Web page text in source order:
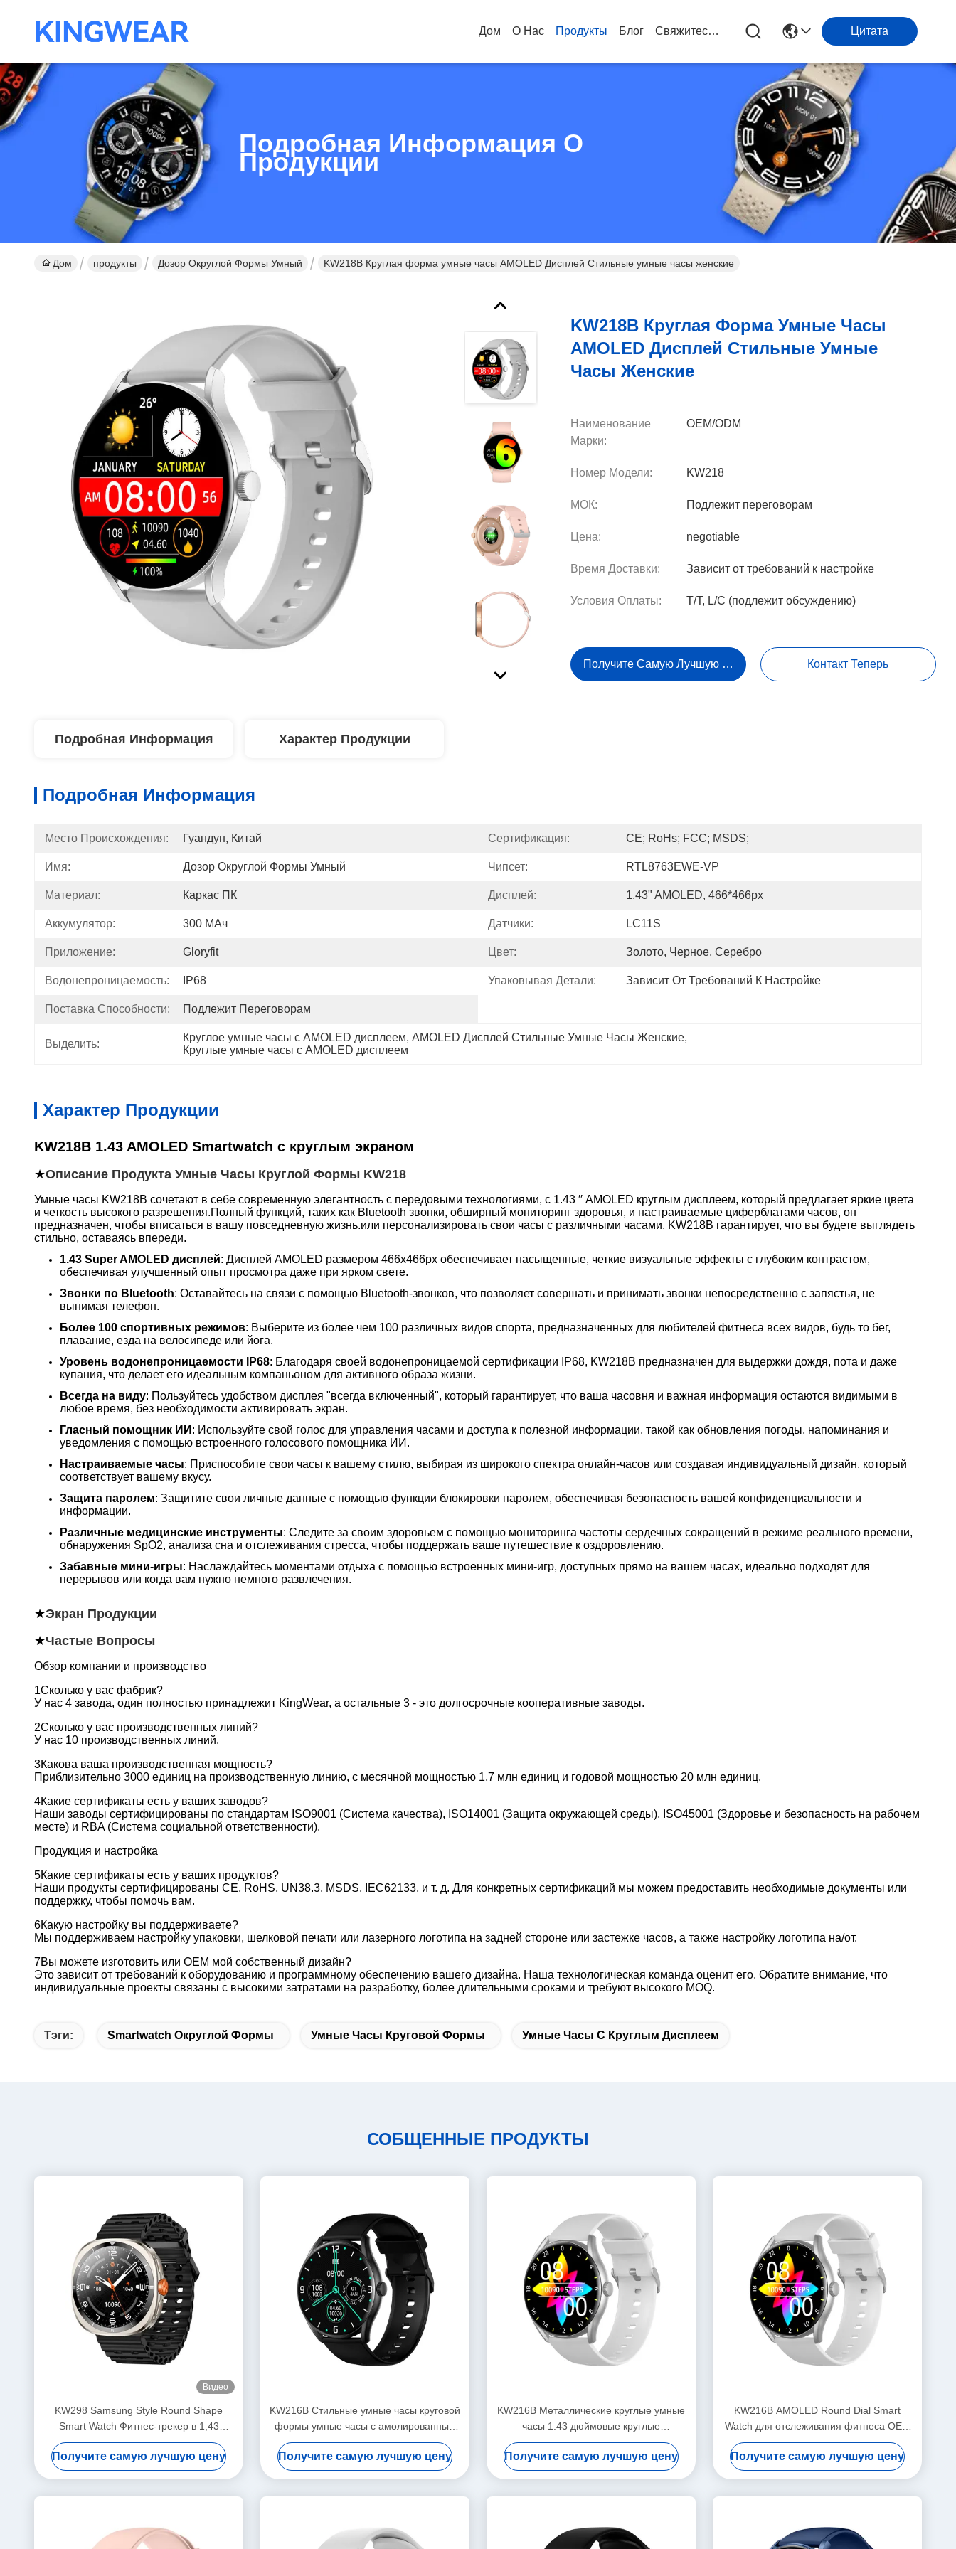
Дом О Нас Продукты Блог Свяжитесь Мы Цитата
Подробная Информация О
Продукции
Дом продукты Дозор Округлой Формы Умный KW218B Круглая форма умные часы AMOLED Дисплей Стильные умные часы женские
KW218B Круглая Форма Умные Часы
AMOLED Дисплей Стильные Умные
Часы Женские
Наименование
Марки:
OEM/ODM
Номер Модели: KW218
МОК: Подлежит переговорам
Цена: negotiable
Время Доставки: Зависит от требований к настройке
Условия Оплаты: T/T, L/C (подлежит обсуждению)
Получите Самую Лучшую Цену Контакт Теперь
Подробная Информация Характер Продукции
Подробная Информация
Место Происхождения: Гуандун, Китай Сертификация: CE; RoHs; FCC; MSDS;
Имя: Дозор Округлой Формы Умный Чипсет: RTL8763EWE-VP
Материал: Каркас ПК Дисплей: 1.43" AMOLED, 466*466px
Аккумулятор: 300 МАч Датчики: LC11S
Приложение: Gloryfit Цвет: Золото, Черное, Серебро
Водонепроницаемость: IP68 Упаковывая Детали: Зависит От Требований К Настройке
Поставка Способности: Подлежит Переговорам
Выделить:
Круглое умные часы с AMOLED дисплеем, AMOLED Дисплей Стильные Умные Часы Женские,
Круглые умные часы с AMOLED дисплеем
Характер Продукции
KW218B 1.43 AMOLED Smartwatch с круглым экраном
★Описание Продукта Умные Часы Круглой Формы KW218
Умные часы KW218B сочетают в себе современную элегантность с передовыми технологиями, с 1.43 ′′ AMOLED круглым дисплеем, который предлагает яркие цвета
и четкость высокого разрешения.Полный функций, таких как Bluetooth звонки, обширный мониторинг здоровья, и настраиваемые циферблатами часов, он
предназначен, чтобы вписаться в вашу повседневную жизнь.или персонализировать свои часы с различными часами, KW218B гарантирует, что вы будете выглядеть
стильно, оставаясь впереди.
1.43 Super AMOLED дисплей: Дисплей AMOLED размером 466x466px обеспечивает насыщенные, четкие визуальные эффекты с глубоким контрастом,
обеспечивая улучшенный опыт просмотра даже при ярком свете.
Звонки по Bluetooth: Оставайтесь на связи с помощью Bluetooth-звонков, что позволяет совершать и принимать звонки непосредственно с запястья, не
вынимая телефон.
Более 100 спортивных режимов: Выберите из более чем 100 различных видов спорта, предназначенных для любителей фитнеса всех видов, будь то бег,
плавание, езда на велосипеде или йога.
Уровень водонепроницаемости IP68: Благодаря своей водонепроницаемой сертификации IP68, KW218B предназначен для выдержки дождя, пота и даже
купания, что делает его идеальным компаньоном для активного образа жизни.
Всегда на виду: Пользуйтесь удобством дисплея "всегда включенный", который гарантирует, что ваша часовня и важная информация остаются видимыми в
любое время, без необходимости активировать экран.
Гласный помощник ИИ : Используйте свой голос для управления часами и доступа к полезной информации, такой как обновления погоды, напоминания и
уведомления с помощью встроенного голосового помощника ИИ.
Настраиваемые часы: Приспособите свои часы к вашему стилю, выбирая из широкого спектра онлайн-часов или создавая индивидуальный дизайн, который
соответствует вашему вкусу.
Защита паролем: Защитите свои личные данные с помощью функции блокировки паролем, обеспечивая безопасность вашей конфиденциальности и
информации.
Различные медицинские инструменты: Следите за своим здоровьем с помощью мониторинга частоты сердечных сокращений в режиме реального времени,
обнаружения SpO2, анализа сна и отслеживания стресса, чтобы поддержать ваше путешествие к оздоровлению.
Забавные мини-игры: Наслаждайтесь моментами отдыха с помощью встроенных мини-игр, доступных прямо на вашем часах, идеально подходят для
перерывов или когда вам нужно немного развлечения.
★Экран Продукции
★Частые Вопросы
Обзор компании и производство
1Сколько у вас фабрик?
У нас 4 завода, один полностью принадлежит KingWear, а остальные 3 - это долгосрочные кооперативные заводы.
2Сколько у вас производственных линий?
У нас 10 производственных линий.
3Какова ваша производственная мощность?
Приблизительно 3000 единиц на производственную линию, с месячной мощностью 1,7 млн единиц и годовой мощностью 20 млн единиц.
4Какие сертификаты есть у ваших заводов?
Наши заводы сертифицированы по стандартам ISO9001 (Система качества), ISO14001 (Защита окружающей среды), ISO45001 (Здоровье и безопасность на рабочем
месте) и RBA (Система социальной ответственности).
Продукция и настройка
5Какие сертификаты есть у ваших продуктов?
Наши продукты сертифицированы CE, RoHS, UN38.3, MSDS, IEC62133, и т. д. Для конкретных сертификаций мы можем предоставить необходимые документы или
поддержку, чтобы помочь вам.
6Какую настройку вы поддерживаете?
Мы поддерживаем настройку упаковки, шелковой печати или лазерного логотипа на задней стороне или застежке часов, а также настройку логотипа на/от.
7Вы можете изготовить или OEM мой собственный дизайн?
Это зависит от требований к оборудованию и программному обеспечению вашего дизайна. Наша технологическая команда оценит его. Обратите внимание, что
индивидуальные проекты связаны с высокими затратами на разработку, более длительными сроками и требуют высокого MOQ.
Тэги: Smartwatch Округлой Формы Умные Часы Круговой Формы Умные Часы С Круглым Дисплеем
СОБЩЕННЫЕ ПРОДУКТЫ
Видео
KW298 Samsung Style Round Shape
Smart Watch Фитнес-трекер в 1,43
дюйма
Получите самую лучшую цену
KW216B Стильные умные часы круговой
формы умные часы с амолированным
дисплеем
Получите самую лучшую цену
KW216B Металлические круглые умные
часы 1.43 дюймовые круглые
циферблата Стильные умные часы
Получите самую лучшую цену
KW216B AMOLED Round Dial Smart
Watch для отслеживания фитнеса OEM
ODM
Получите самую лучшую цену